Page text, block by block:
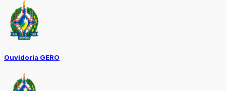
Ouvidoria GERO